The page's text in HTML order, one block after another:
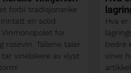
tradisjonsrike
en solid
for
Tallene taler
av «lyst
Hva er
bedre
viner